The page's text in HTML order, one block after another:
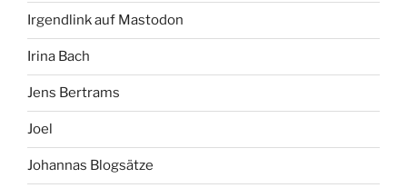
Irgendlink auf Mastodon
Irina Bach
Jens Bertrams
Joel
Johannas Blogsätze